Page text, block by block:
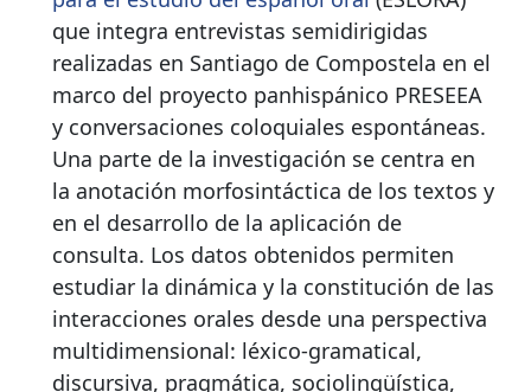
que integra entrevistas semidirigidas
realizadas en Santiago de Compostela en el
marco del proyecto panhispánico PRESEEA
y conversaciones coloquiales espontáneas.
Una parte de la investigación se centra en
la anotación morfosintáctica de los textos y
en el desarrollo de la aplicación de
consulta. Los datos obtenidos permiten
estudiar la dinámica y la constitución de las
interacciones orales desde una perspectiva
multidimensional: léxico-gramatical,
discursiva, pragmática, sociolingüística,